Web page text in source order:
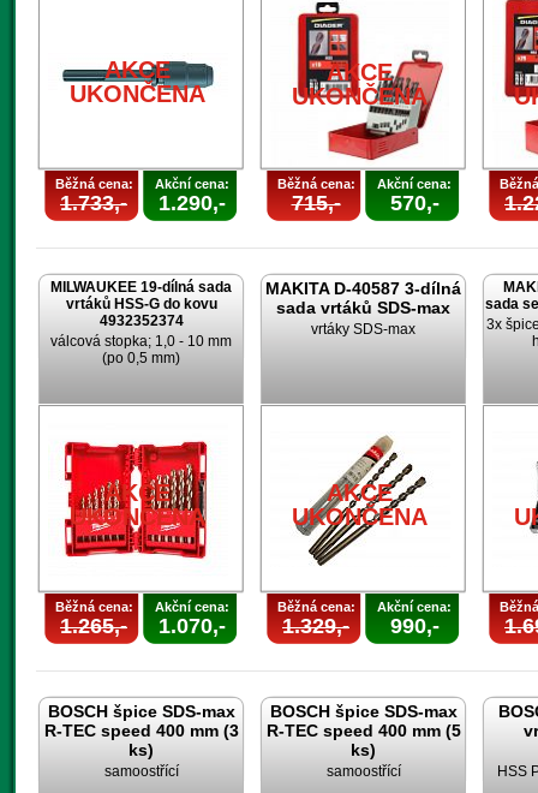
AKCE
UKONČENA
Běžná cena:
1.733,-
Akční cena:
1.290,-
AKCE
UKONČENA
Běžná cena:
715,-
Akční cena:
570,-
MILWAUKEE 19-dílná sada
vrtáků HSS-G do kovu
4932352374
válcová stopka; 1,0 - 10 mm
(po 0,5 mm)
AKCE
UKONČENA
Běžná cena:
1.265,-
Akční cena:
1.070,-
MAKITA D-40587 3-dílná
sada vrtáků SDS-max
vrtáky SDS-max
AKCE
UKONČENA
Běžná cena:
1.329,-
Akční cena:
990,-
sada
3x
BOSCH špice SDS-max
R-TEC speed 400 mm (3
ks)
samoostřící
BOSCH špice SDS-max
R-TEC speed 400 mm (5
ks)
samoostřící HSS